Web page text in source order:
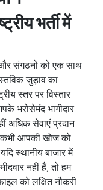
भर्ती में
और संगठनों को एक साथ
जुड़ाव का
स्तर पर विस्तार
भरोसेमंद भागीदार
अधिक सेवाएं प्रदान
कभी आपकी खोज को
स्थानीय बाजार में
नहीं हैं, तो हम
को लक्षित नौकरी